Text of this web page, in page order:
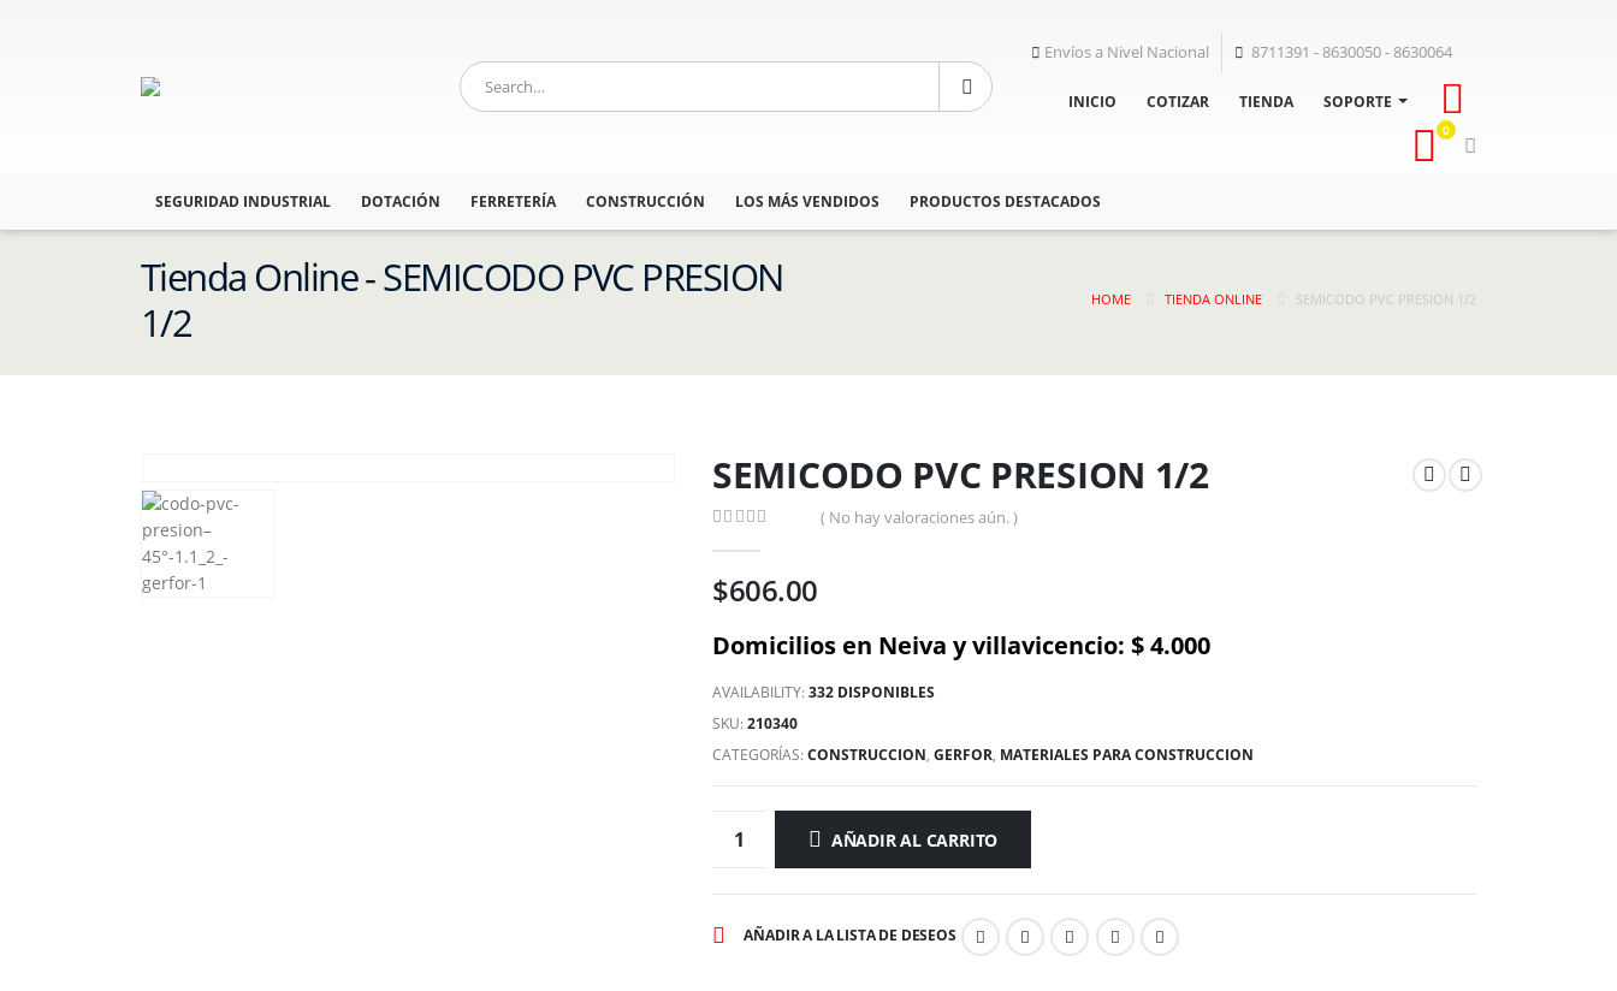
Envíos a Nivel Nacional 8711391 - 8630050 - 8630064
INICIO COTIZAR TIENDA SOPORTE
0
SEGURIDAD INDUSTRIAL DOTACIÓN FERRETERÍA CONSTRUCCIÓN LOS MÁS VENDIDOS PRODUCTOS DESTACADOS
Tienda Online - SEMICODO PVC PRESION
1/2
HOME TIENDA ONLINE SEMICODO PVC PRESION 1/2
SEMICODO PVC PRESION 1/2
( No hay valoraciones aún. )
$606.00
Domicilios en Neiva y villavicencio: $ 4.000
AVAILABILITY:332 DISPONIBLES
SKU:210340
CATEGORÍAS:CONSTRUCCION, GERFOR, MATERIALES PARA CONSTRUCCION
AÑADIR AL CARRITO
AÑADIR A LA LISTA DE DESEOS